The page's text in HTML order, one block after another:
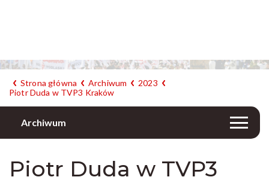
Strona główna Archiwum
2023
Piotr Duda w TVP3 Kraków
Archiwum
Piotr Duda w TVP3